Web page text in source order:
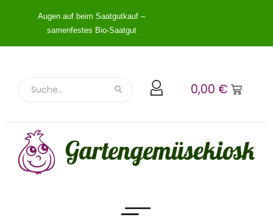
Augen auf beim Saatgutkauf –
samenfestes Bio-Saatgut
0,00 €